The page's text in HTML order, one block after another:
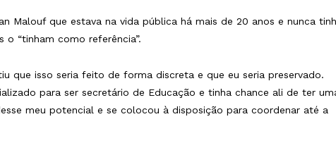
Malouf que estava na vida pública há mais de 20 anos e nunca
o “tinham como referência”.
que isso seria feito de forma discreta e que eu seria preservado.
para ser secretário de Educação e tinha chance ali de ter
meu potencial e se colocou à disposição para coordenar até a